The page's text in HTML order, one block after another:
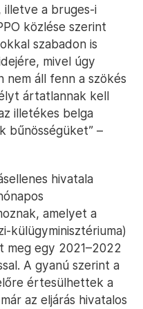
illetve a bruges-i
közlése szerint
szabadon is
mivel úgy
áll fenn a szökés
ártatlannak kell
illetékes belga
bűnösségüket” –
hivatala
amelyet a
külügyminisztériuma)
meg egy 2021–2022
A gyanú szerint a
értesülhettek a
az eljárás hivatalos